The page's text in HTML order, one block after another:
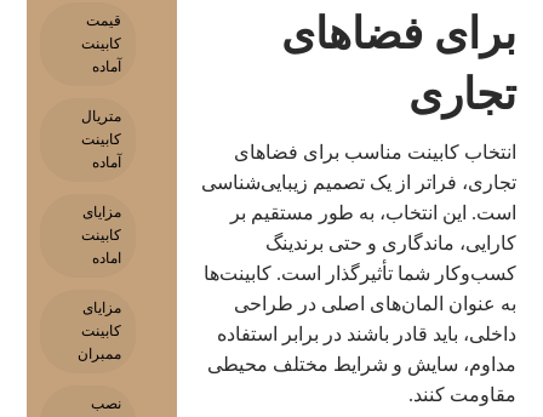
برای فضاهای
تجاری
انتخاب کابینت مناسب برای فضاهای
تجاری، فراتر از یک تصمیم زیبایی‌شناسی
است. این انتخاب، به طور مستقیم بر
کارایی، ماندگاری و حتی برندینگ
کسب‌وکار شما تأثیرگذار است. کابینت‌ها
به عنوان المان‌های اصلی در طراحی
داخلی، باید قادر باشند در برابر استفاده
مداوم، سایش و شرایط مختلف محیطی
مقاومت کنند.
قیمت
کابینت
آماده
متریال
کابینت
آماده
مزایای
کابینت
اماده
مزایای
کابینت
ممبران
نصب